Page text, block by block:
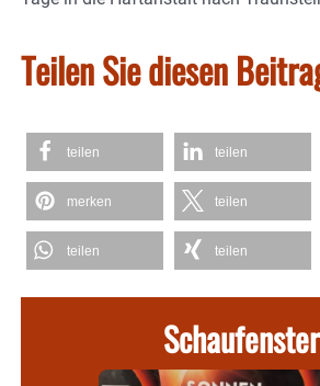
Teilen Sie diesen
teilen teilen
merken teilen
teilen teilen
Schaufenster